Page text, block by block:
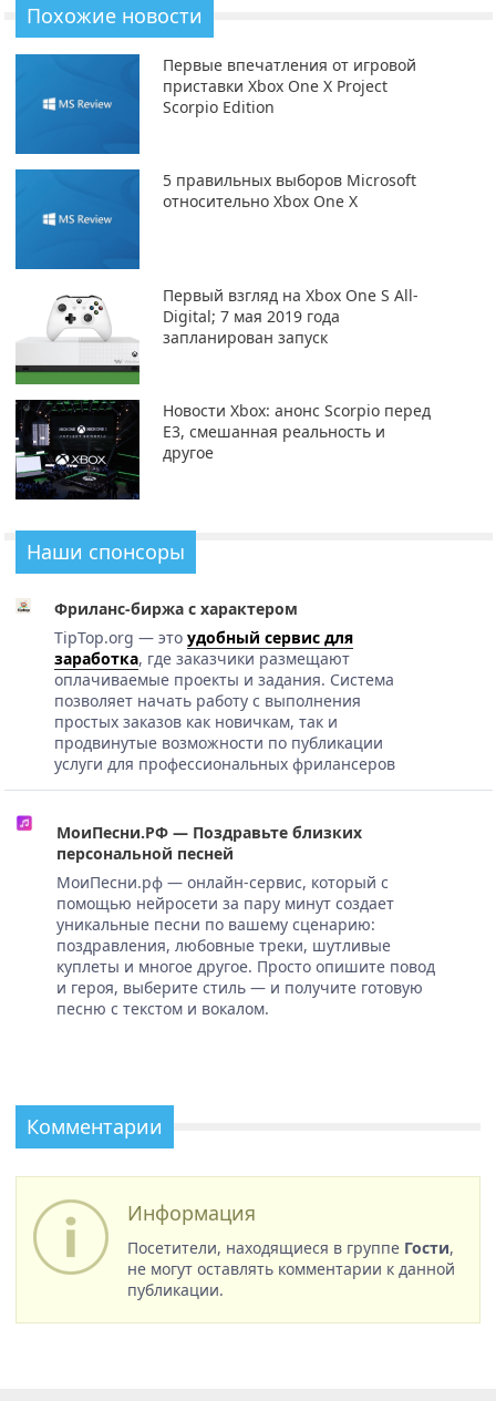
Похожие новости
Первые впечатления от игровой
приставки Xbox One X Project
Scorpio Edition
5 правильных выборов Microsoft
относительно Xbox One X
Первый взгляд на Xbox One S All-
Digital; 7 мая 2019 года
запланирован запуск
Новости Xbox: анонс Scorpio перед
E3, смешанная реальность и
другое
Наши спонсоры
Фриланс-биржа с характером
TipTop.org — это удобный сервис для
заработка, где заказчики размещают
оплачиваемые проекты и задания. Система
позволяет начать работу с выполнения
простых заказов как новичкам, так и
продвинутые возможности по публикации
услуги для профессиональных фрилансеров
МоиПесни.РФ — Поздравьте близких
персональной песней
МоиПесни.рф — онлайн-сервис, который с
помощью нейросети за пару минут создает
уникальные песни по вашему сценарию:
поздравления, любовные треки, шутливые
куплеты и многое другое. Просто опишите повод
и героя, выберите стиль — и получите готовую
песню с текстом и вокалом.
Комментарии
Информация
Посетители, находящиеся в группе Гости,
не могут оставлять комментарии к данной
публикации.